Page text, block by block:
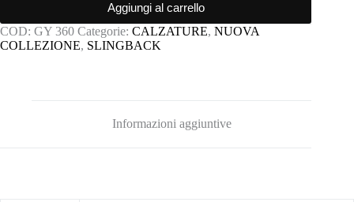
Aggiungi al carrello
COD: GY 360 Categorie: CALZATURE, NUOVA
COLLEZIONE, SLINGBACK
Informazioni aggiuntive